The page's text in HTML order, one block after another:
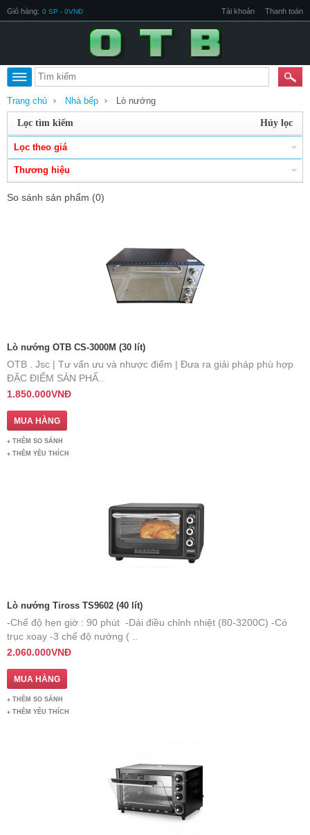
Giỏ hàng: 0 SP - 0VNĐ Tài khoản Thanh toán
Trang chủ Nhà bếp Lò nướng
Lọc tìm kiếm Hủy lọc
Lọc theo giá
Thương hiệu
So sánh sản phẩm (0)
Lò nướng OTB CS-3000M (30 lít)
OTB . Jsc | Tư vấn ưu và nhược điểm | Đưa ra giải pháp phù hợp ​
ĐẶC ĐIỂM SẢN PHẨ..
1.850.000VNĐ
THÊM SO SÁNH
THÊM YÊU THÍCH
Lò nướng Tiross TS9602 (40 lít)
-Chế độ hẹn giờ : 90 phút -Dải điều chỉnh nhiệt (80-3200C) -Có
trục xoay -3 chế độ nướng ( ..
2.060.000VNĐ
THÊM SO SÁNH
THÊM YÊU THÍCH